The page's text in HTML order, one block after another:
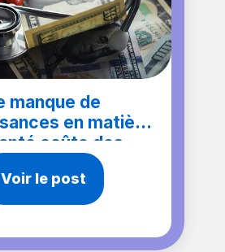
manque de
en matière
coûte des
Voir le post